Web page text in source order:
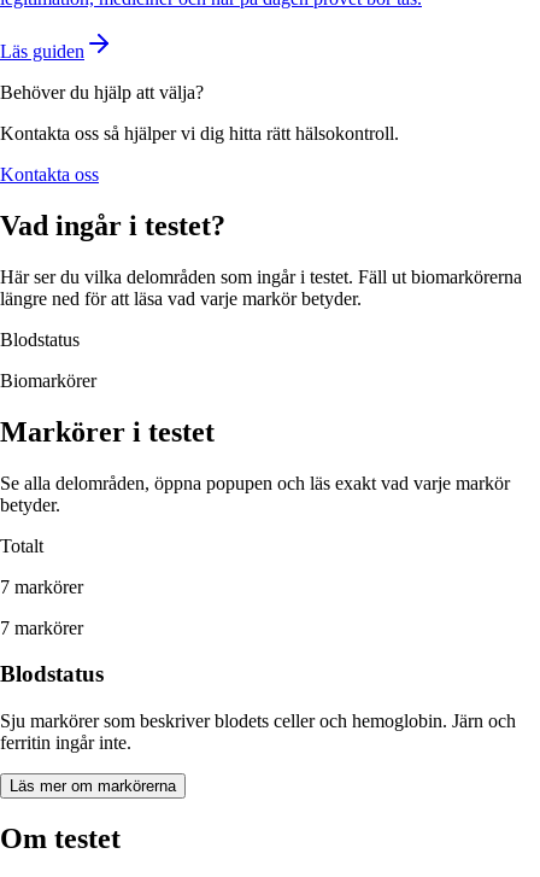
Läs guiden
Behöver du hjälp att välja?
Kontakta oss så hjälper vi dig hitta rätt hälsokontroll.
Kontakta oss
Vad ingår i testet?
Här ser du vilka delområden som ingår i testet. Fäll ut biomarkörerna
längre ned för att läsa vad varje markör betyder.
Blodstatus
Biomarkörer
Markörer i testet
Se alla delområden, öppna popupen och läs exakt vad varje markör
betyder.
Totalt
7 markörer
7 markörer
Blodstatus
Sju markörer som beskriver blodets celler och hemoglobin. Järn och
ferritin ingår inte.
Läs mer om markörerna
Om testet